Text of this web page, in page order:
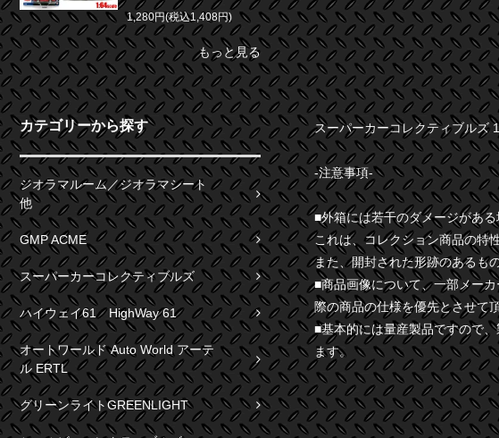
1,280円(税込1,408円)
もっと見る
カテゴリーから探す
ジオラマルーム／ジオラマシート
他
GMP ACME
スーパーカーコレクティブルズ
ハイウェイ61 HighWay 61
オートワールド Auto World アーテ
ル ERTL
グリーンライトGREENLIGHT
スーパーカーコレクティブルズ
-注意事項-
■外箱には若干のダメージがあ
これは、コレクション商品の特
また、開封された形跡のあるも
■商品画像について、一部メー
際の商品の仕様を優先とさせて
■基本的には量産製品ですので
ます。